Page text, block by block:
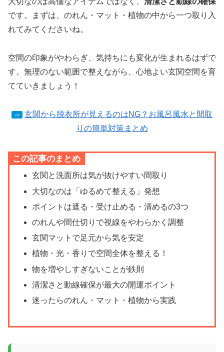
です。まずは、のれん・マット・植物の中から一つ取り入
れてみてくださいね。
空間の印象がやわらぎ、気持ちにも変化が生まれるはずで
す。無理のない範囲で整えながら、心地よい玄関空間を育
てていきましょう！
⇒
玄関から脱衣所が見えるのはNG？お風呂風水と間取
りの簡単対策まとめ
この記事のまとめ
玄関と洗面所は気が抜けやすい間取り
大切なのは「ゆるめて整える」発想
ポイントは遮る・受け止める・清めるの3つ
のれんや間仕切りで視線をやわらかく調整
玄関マットで足元から気を安定
植物・光・香りで空間全体を整える！
物を増やしすぎないことが鉄則
清潔さと動線確保が最大の開運ポイント
迷ったらのれん・マット・植物から実践